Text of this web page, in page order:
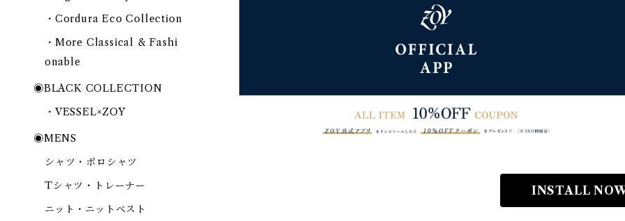
INSTALL
・Cordura Eco Collection
・More Classical & Fashi
onable
◉BLACK COLLECTION
・VESSEL×ZOY
◉MENS
シャツ・ポロシャツ
Tシャツ・トレーナー
ニット・ニットベスト